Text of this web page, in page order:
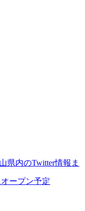
県内のTwitter情報ま
ープン予定